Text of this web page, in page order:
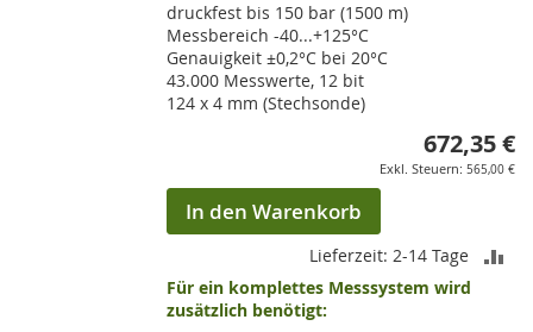
druckfest bis 150 bar (1500 m)
Messbereich -40...+125°C
Genauigkeit ±0,2°C bei 20°C
43.000 Messwerte, 12 bit
124 x 4 mm (Stechsonde)
672,35 €
565,00 €
In den Warenkorb
Lieferzeit: 2-14 Tage
Für ein komplettes Messsystem wird
zusätzlich benötigt: